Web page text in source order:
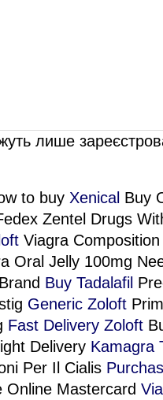
лише
to buy Xenical Buy
Zentel Drugs
Viagra
Oral Jelly 100mg
Buy Tadalafil
Generic Zoloft
Fast Delivery Zoloft
Delivery Kamagra
Per Il Cialis
Online Mastercard